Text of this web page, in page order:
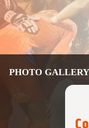
PHOTO GALLERY